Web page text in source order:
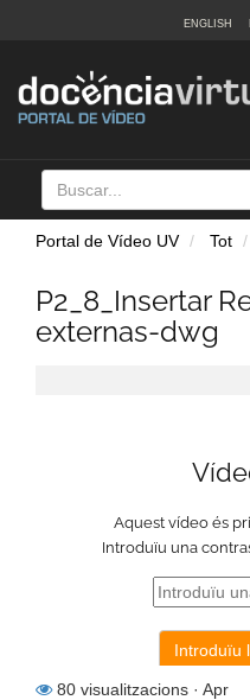
ENGLISH
Buscar
Portal de Vídeo UV Tot
P2_8_Insertar
externas-dwg
80 visualitzacions · Apr